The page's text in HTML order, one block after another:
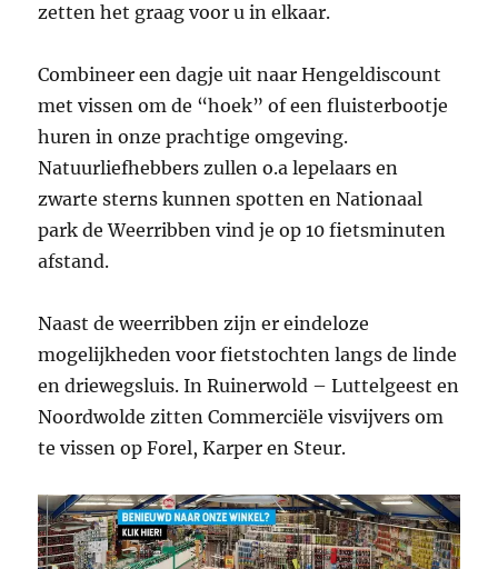
zetten het graag voor u in elkaar.
Combineer een dagje uit naar Hengeldiscount
met vissen om de “hoek” of een fluisterbootje
huren in onze prachtige omgeving.
Natuurliefhebbers zullen o.a lepelaars en
zwarte sterns kunnen spotten en Nationaal
park de Weerribben vind je op 10 fietsminuten
afstand.
Naast de weerribben zijn er eindeloze
mogelijkheden voor fietstochten langs de linde
en driewegsluis. In Ruinerwold – Luttelgeest en
Noordwolde zitten Commerciële visvijvers om
te vissen op Forel, Karper en Steur.